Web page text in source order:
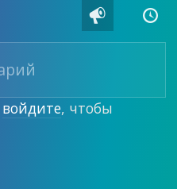
 
войдите, чтобы